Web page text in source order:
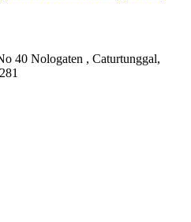
40 Nologaten , Caturtunggal,